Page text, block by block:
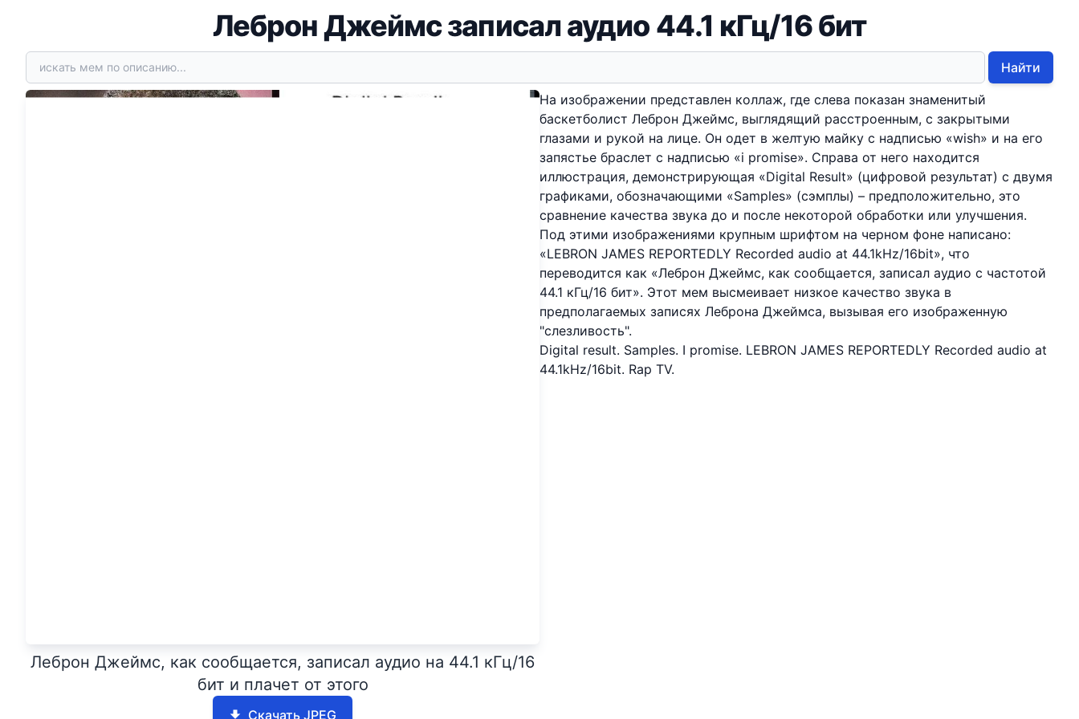
Леброн Джеймс записал аудио 44.1 кГц/16 бит
Найти
Леброн Джеймс, как сообщается, записал аудио на 44.1 кГц/16
бит и плачет от этого
Скачать JPEG
На изображении представлен коллаж, где слева показан знаменитый
баскетболист Леброн Джеймс, выглядящий расстроенным, с закрытыми
глазами и рукой на лице. Он одет в желтую майку с надписью «wish» и на его
запястье браслет с надписью «i promise». Справа от него находится
иллюстрация, демонстрирующая «Digital Result» (цифровой результат) с двумя
графиками, обозначающими «Samples» (сэмплы) – предположительно, это
сравнение качества звука до и после некоторой обработки или улучшения.
Под этими изображениями крупным шрифтом на черном фоне написано:
«LEBRON JAMES REPORTEDLY Recorded audio at 44.1kHz/16bit», что
переводится как «Леброн Джеймс, как сообщается, записал аудио с частотой
44.1 кГц/16 бит». Этот мем высмеивает низкое качество звука в
предполагаемых записях Леброна Джеймса, вызывая его изображенную
"слезливость".
Digital result. Samples. I promise. LEBRON JAMES REPORTEDLY Recorded audio at
44.1kHz/16bit. Rap TV.